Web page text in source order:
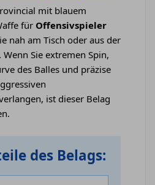
mit blauem
für Offensivspieler
nah am Tisch oder aus der
Sie extremen Spin,
des Balles und präzise
ist dieser Belag
des Belags: